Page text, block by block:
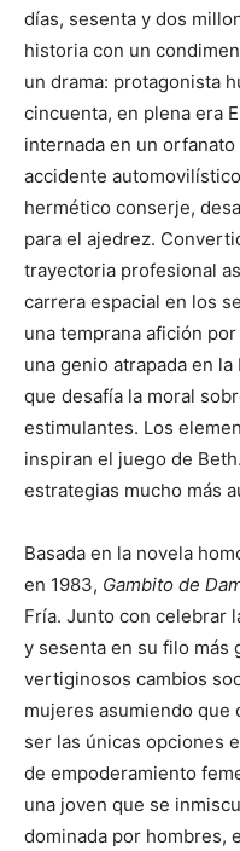
días, sesenta y dos
historia con un
un drama: protagonista
cincuenta, en plena era
internada en un
accidente
hermético conserje,
para el ajedrez.
trayectoria profesional
carrera espacial en los
una temprana afición
una genio atrapada en
que desafía la moral
estimulantes. Los
inspiran el juego de
estrategias mucho más
Basada en la novela
en 1983, Gambito de
Fría. Junto con celebrar
y sesenta en su filo más
vertiginosos cambios
mujeres asumiendo que
ser las únicas opciones
de empoderamiento
una joven que se
dominada por hombres,